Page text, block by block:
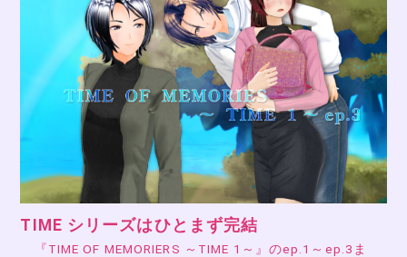
TIME シリーズはひとまず完結
『TIME OF MEMORIERS ～TIME 1～』のep.1～ep.3ま